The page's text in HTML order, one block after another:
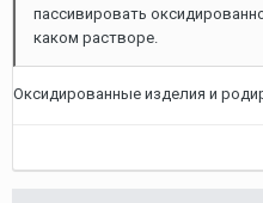
пассивировать
каком растворе.
Оксидированные изделия и